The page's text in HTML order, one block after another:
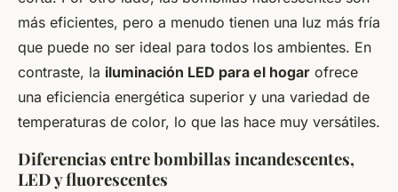
más eficientes, pero a menudo tienen una luz más fría
que puede no ser ideal para todos los ambientes. En
contraste, la iluminación LED para el hogar ofrece
una eficiencia energética superior y una variedad de
temperaturas de color, lo que las hace muy versátiles.
Diferencias entre bombillas incandescentes,
LED y fluorescentes